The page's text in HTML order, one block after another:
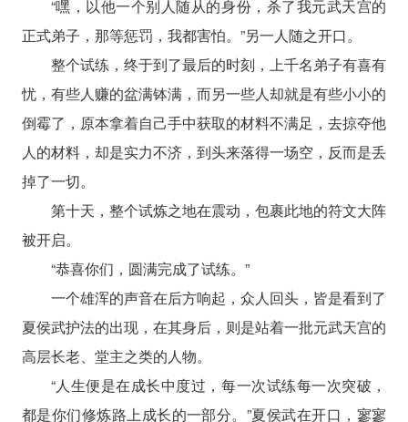
“嘿，以他一个别人随从的身份，杀了我元武天宫的
正式弟子，那等惩罚，我都害怕。”另一人随之开口。
整个试练，终于到了最后的时刻，上千名弟子有喜有
忧，有些人赚的盆满钵满，而另一些人却就是有些小小的
倒霉了，原本拿着自己手中获取的材料不满足，去掠夺他
人的材料，却是实力不济，到头来落得一场空，反而是丢
掉了一切。
第十天，整个试炼之地在震动，包裹此地的符文大阵
被开启。
“恭喜你们，圆满完成了试练。”
一个雄浑的声音在后方响起，众人回头，皆是看到了
夏侯武护法的出现，在其身后，则是站着一批元武天宫的
高层长老、堂主之类的人物。
“人生便是在成长中度过，每一次试练每一次突破，
都是你们修炼路上成长的一部分。”夏侯武在开口，寥寥